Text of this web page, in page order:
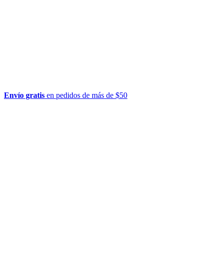
Envío gratis en pedidos de más de $50